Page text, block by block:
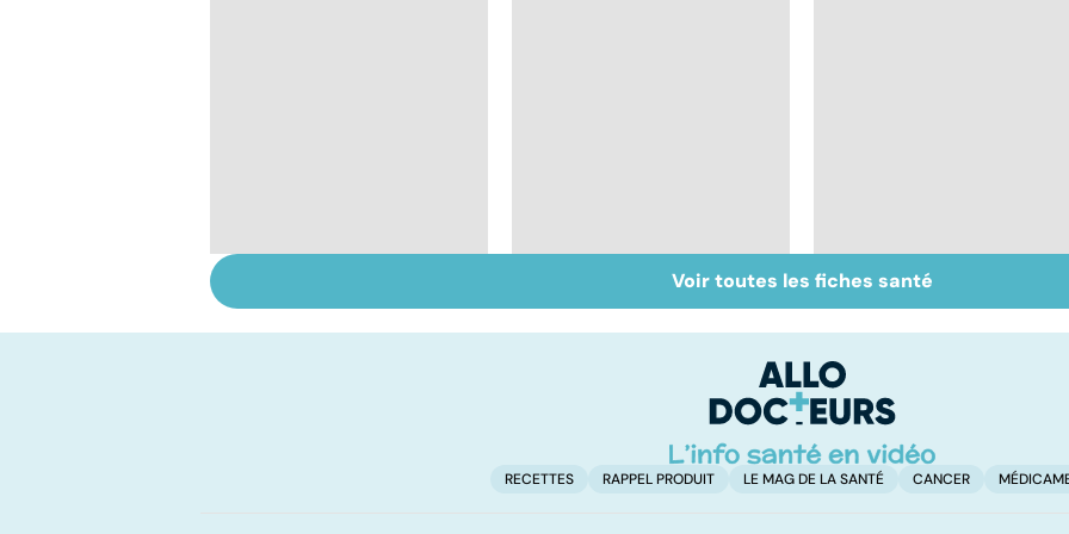
entraîne la chute des
Calvitie : pourquoi
nos cheveux nous
Le cheveu à la loupe
Voir toutes les fiches santé
RECETTES RAPPEL PRODUIT LE MAG DE LA SANTÉ CANCER